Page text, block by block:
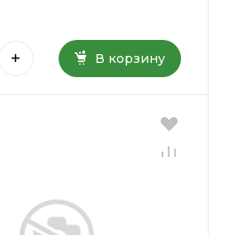
В корзину